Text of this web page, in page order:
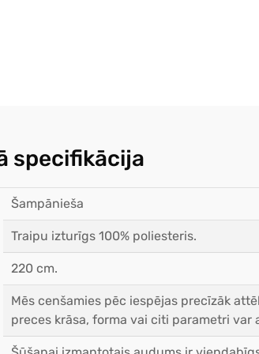
specifikācija
Šampānieša
Traipu izturīgs 100% poliesteris.
220 cm.
Mēs cenšamies pēc iespējas precīzāk
preces krāsa, forma vai citi parametri var